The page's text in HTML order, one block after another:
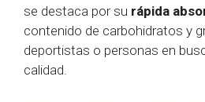
se destaca por su rápida
contenido de carbohidratos y
deportistas o personas en
calidad.